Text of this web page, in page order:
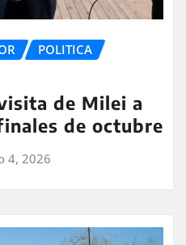
POLITICA
de Milei a
de octubre
4, 2026